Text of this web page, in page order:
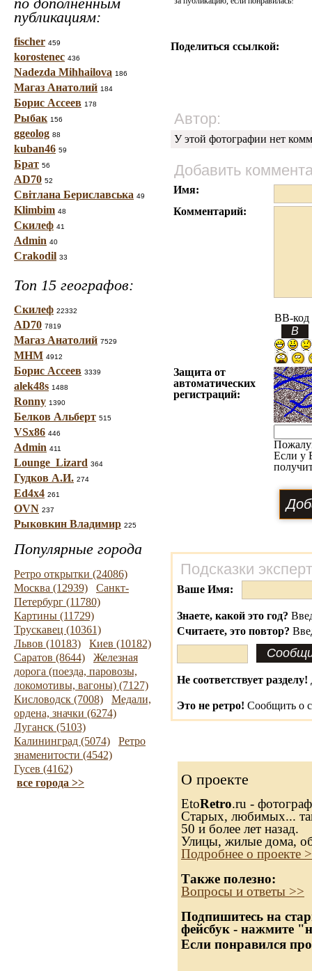
публикациям:
fischer 459
korostenec 436
Nadezda Mihhailova 186
Магаз Анатолий 184
Борис Ассеев 178
Рыбак 156
ggeolog 88
kuban46 59
Брат 56
AD70 52
Світлана Бериславська 49
Klimbim 48
Скилеф 41
Admin 40
Crakodil 33
Топ 15 географов:
Скилеф 22332
AD70 7819
Магаз Анатолий 7529
МНМ 4912
Борис Ассеев 3339
alek48s 1488
Ronny 1390
Белков Альберт 515
VSx86 446
Admin 411
Lounge_Lizard 364
Гудков А.И. 274
Ed4x4 261
OVN 237
Рыковкин Владимир 225
Популярные города
Ретро открытки (24086)
Москва (12939)
Санкт-
Петербург (11780)
Картины (11729)
Трускавец (10361)
Львов (10183)
Киев (10182)
Саратов (8644)
Железная
дорога (поезда, паровозы,
локомотивы, вагоны) (7127)
Кисловодск (7008)
Медали,
ордена, значки (6274)
Луганск (5103)
Калининград (5074)
Ретро
знаменитости (4542)
Гусев (4162)
все города >>
Поделиться ссылкой:
Автор:
У этой фотографии нет
Добавить
Имя:
Комментарий:
BB-код
Защита от
автоматических
регистраций:
Если у
Подсказки
Ваше Имя:
Знаете, какой это год?
Считаете, это повтор?
Не соответствует разделу!
Это не ретро! Сообщить о
О проекте
EtoRetro.ru -
Старых, любимых...
50 и более лет назад.
Улицы, жилые дома,
Подробнее о проекте
Также полезно:
Вопросы и ответы >>
Подпишитесь на
фейсбук - нажмите
Если понравился